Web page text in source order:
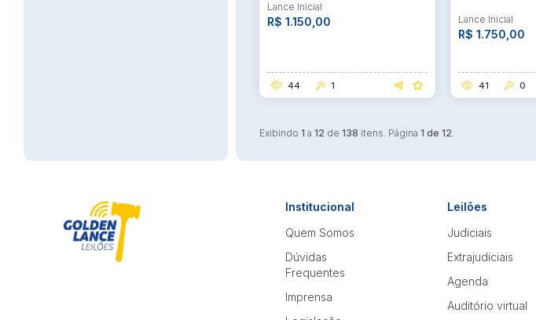
Lance Inicial
R$ 1.150,00
44 1
Lance Inicial
R$ 1.750,00
41 0
Exibindo 1 a 12 de 138 itens. Página 1 de 12.
Institucional
Quem Somos
Dúvidas
Frequentes
Imprensa
Leilões
Judiciais
Extrajudiciais
Agenda
Auditório virtual